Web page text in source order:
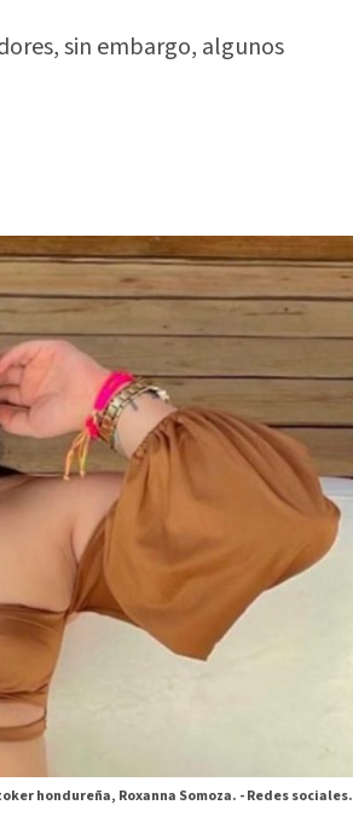
sin embargo, algunos
hondureña, Roxanna Somoza. -Redes sociales.